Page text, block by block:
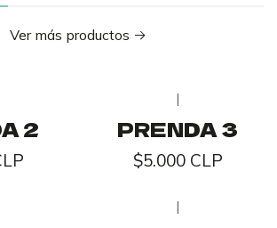
Ver más productos
2
|
PRENDA 3
$5.000 CLP
|